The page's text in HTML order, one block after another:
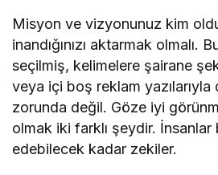
Misyon ve vizyonunuz kim
inandığınızı aktarmak olmalı.
seçilmiş, kelimelere şairane
veya içi boş reklam
zorunda değil. Göze iyi
olmak iki farklı şeydir. İnsanlar
edebilecek kadar zekiler.